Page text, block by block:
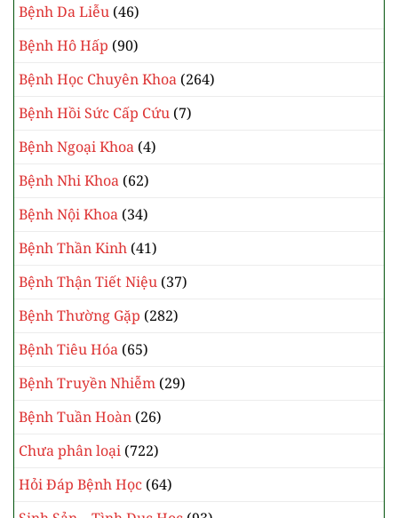
Bệnh Da Liễu (46)
Bệnh Hô Hấp (90)
Bệnh Học Chuyên Khoa (264)
Bệnh Hồi Sức Cấp Cứu (7)
Bệnh Ngoại Khoa (4)
Bệnh Nhi Khoa (62)
Bệnh Nội Khoa (34)
Bệnh Thần Kinh (41)
Bệnh Thận Tiết Niệu (37)
Bệnh Thường Gặp (282)
Bệnh Tiêu Hóa (65)
Bệnh Truyền Nhiễm (29)
Bệnh Tuần Hoàn (26)
Chưa phân loại (722)
Hỏi Đáp Bệnh Học (64)